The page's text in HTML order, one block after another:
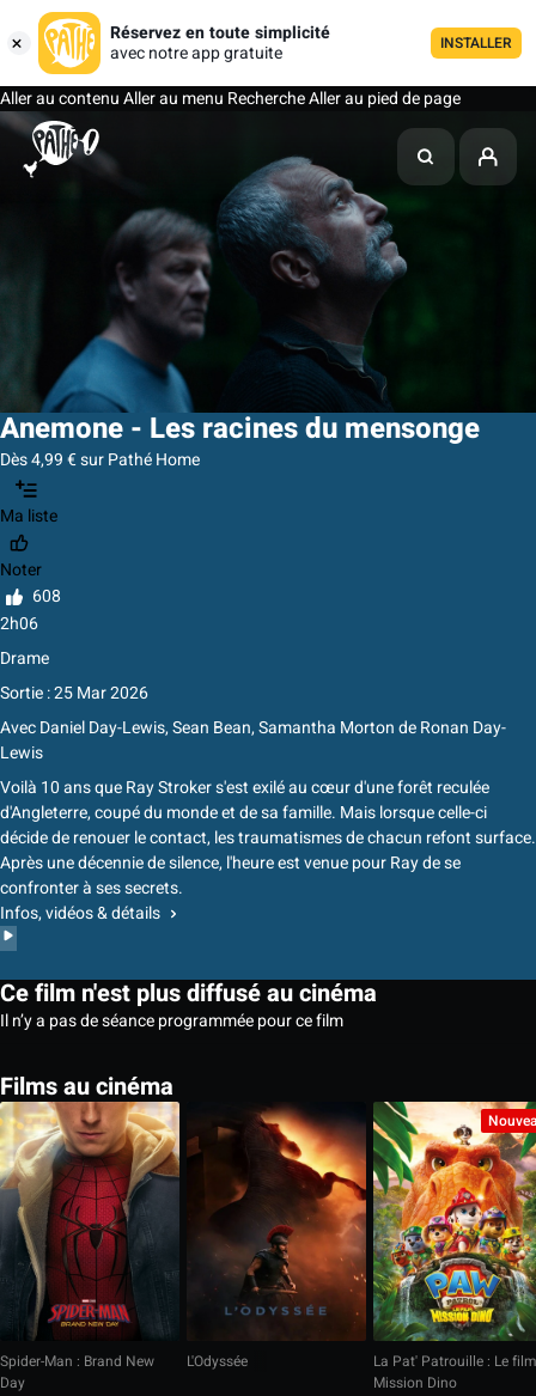
Réservez en toute simplicité
avec notre app gratuite
INSTALLER
Aller au contenuAller au menu RechercheAller au pied de page
Anemone - Les racines du mensonge
Dès 4,99 € sur Pathé Home
Ma liste
Noter
608
2h06
Drame
Sortie : 25 Mar 2026
AvecDaniel Day-Lewis,Sean Bean,Samantha MortondeRonan Day-
Lewis
Voilà 10 ans que Ray Stroker s'est exilé au cœur d'une forêt reculée
d'Angleterre, coupé du monde et de sa famille. Mais lorsque celle-ci
décide de renouer le contact, les traumatismes de chacun refont surface.
Après une décennie de silence, l'heure est venue pour Ray de se
confronter à ses secrets.
Infos, vidéos & détails
Ce film n'est plus diffusé au cinéma
Il n’y a pas de séance programmée pour ce film
Films au cinéma
Spider-Man : Brand New
Day
L'Odyssée
La Pat' Patrouille : Le film
Mission Dino